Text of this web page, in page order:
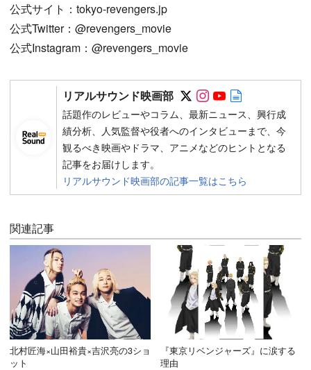
公式サイト：tokyo-revengers.jp
公式Twitter：@revengers_movie
公式Instagram：@revengers_movie
リアルサウンド映画部 Follow on SNS
Follow on SNS
Follow on
話題作のレビューやコラム、最新ニュース、興行成
績分析、人気監督や役者へのインタビューまで、今
観るべき映画やドラマ、アニメなどのヒントとなる
記事をお届けします。
リアルサウンド映画部の記事一覧はこちら
関連記事
北村匠海×山田裕貴×吉沢亮の3ショ
ット
『東京リベンジャーズ』に涙する
理由